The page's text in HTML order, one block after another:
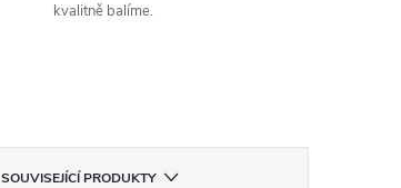
kvalitně balíme.
SOUVISEJÍCÍ PRODUKTY